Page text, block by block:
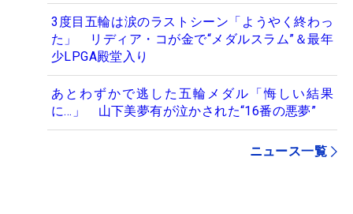
3度目五輪は涙のラストシーン「ようやく終わっ
た」 リディア・コが金で“メダルスラム”＆最年
少LPGA殿堂入り
あとわずかで逃した五輪メダル「悔しい結果
に…」 山下美夢有が泣かされた“16番の悪夢”
ニュース一覧